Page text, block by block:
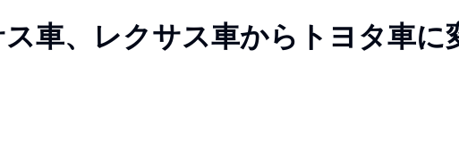
車、レクサス車からトヨタ車